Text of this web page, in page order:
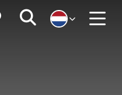
FavorietenZoeken